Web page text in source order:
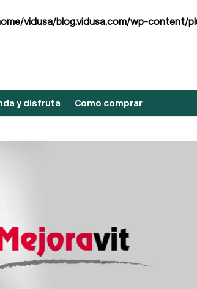
vidusa/blog.vidusa.com/wp-content/
y disfruta Como comprar